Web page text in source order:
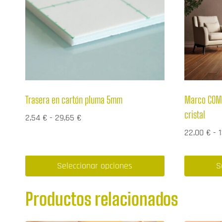
Trasera en cartón pluma 5mm
2,54 € - 29,65 €Rango
desde
29,65 €
Seleccionar opciones
producto
Marco
cristal
22,00 € -
Productos relacionados